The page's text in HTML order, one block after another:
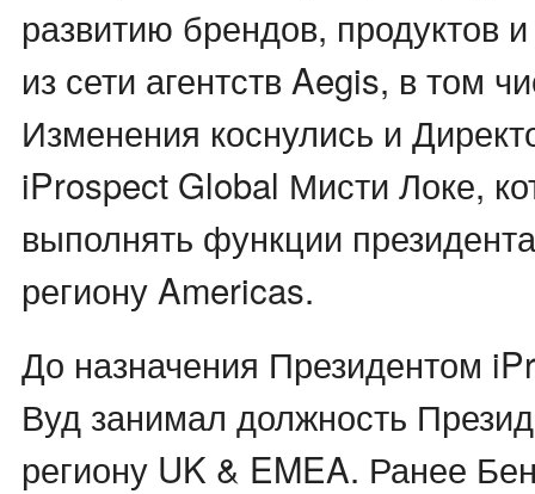
развитию брендов, продуктов
из сети агентств Aegis, в том
Изменения коснулись и
iProspect Global Мисти Локе,
выполнять функции
региону Americas.
До назначения Президентом
Вуд занимал должность
региону UK & EMEA. Ранее